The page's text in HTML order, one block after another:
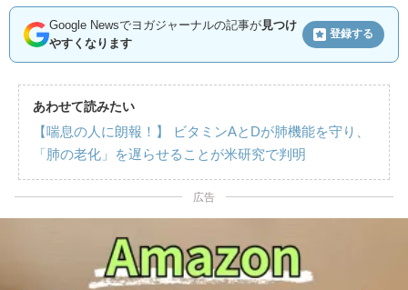
Google Newsでヨガジャーナルの記事が見つけ
やすくなります
登録する
あわせて読みたい
【喘息の人に朗報！】 ビタミンAとDが肺機能を守り、
「肺の老化」を遅らせることが米研究で判明
広告